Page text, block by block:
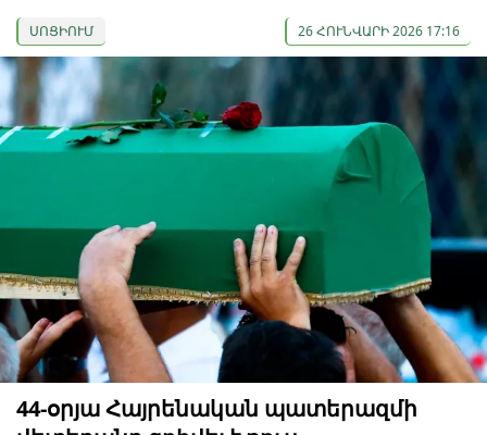
ՍՈՑԻՈՒՄ 26 ՀՈՒՆՎԱՐԻ 2026 17:16
44-օրյա Հայրենական պատերազմի